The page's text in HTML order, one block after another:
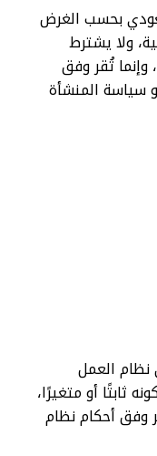
بحسب الغرض
ولا يشترط
وإنما تُقر وفق
سياسة المنشأة
نظام العمل
أو متغيرًا،
وفق أحكام نظام